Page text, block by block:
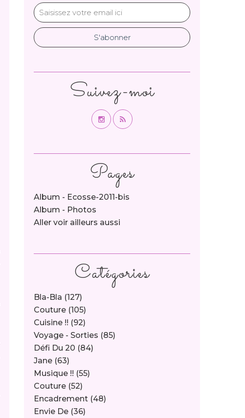
Catégories
Bla-Bla (127)
Couture (105)
Cuisine !! (92)
Voyage - Sorties (85)
Défi Du 20 (84)
Jane (63)
Musique !! (55)
Couture (52)
Encadrement (48)
Envie De (36)
Pages
Album - Ecosse-2011-bis
Album - Photos
Aller voir ailleurs aussi
Suivez-moi